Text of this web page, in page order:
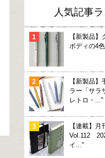
人気記事
【新製品
ボディの4
【新製品
ラー「サラ
レトロ・..."
【連載】
Vol.112
イ..."